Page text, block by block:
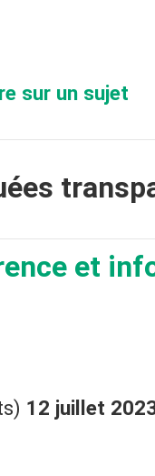
sur un sujet
et
12 juillet